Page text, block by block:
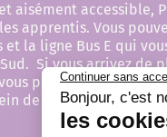
aisément accessible,
apprentis. Vous
la ligne Bus E qui
Si vous arrivez de
pouvez simplement
de notre parking qui